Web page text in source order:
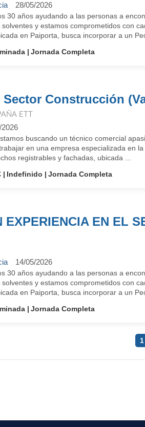
28/05/2026
30 años ayudando a las personas a
y estamos comprometidos con
en Paiporta, busca incorporar a un
Jornada Completa
Sector Construcción
ETT
2026
buscando un técnico comercial
en una empresa especializada en
registrables y fachadas, ubicada ...
Indefinido Jornada Completa
EXPERIENCIA EN EL
14/05/2026
30 años ayudando a las personas a
y estamos comprometidos con
en Paiporta, busca incorporar a un
Jornada Completa
1